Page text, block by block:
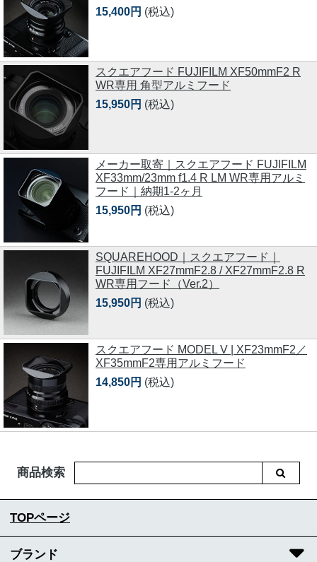
15,400円 (税込)
スクエアフード FUJIFILM XF50mmF2 R
WR専用 角型アルミフード
15,950円 (税込)
メーカー取寄｜スクエアフード FUJIFILM
XF33mm/23mm f1.4 R LM WR専用アルミ
フード｜納期1-2ヶ月
15,950円 (税込)
SQUAREHOOD｜スクエアフード｜
FUJIFILM XF27mmF2.8 / XF27mmF2.8 R
WR専用フード（Ver.2）
15,950円 (税込)
スクエアフード MODEL V | XF23mmF2／
XF35mmF2専用アルミフード
14,850円 (税込)
商品検索
TOPページ
ブランド